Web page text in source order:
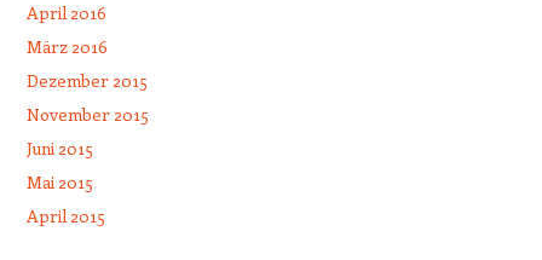
April 2016
März 2016
Dezember 2015
November 2015
Juni 2015
Mai 2015
April 2015